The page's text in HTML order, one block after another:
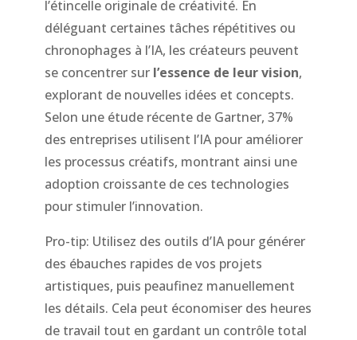
l’étincelle originale de créativité. En
déléguant certaines tâches répétitives ou
chronophages à l’IA, les créateurs peuvent
se concentrer sur l’essence de leur vision,
explorant de nouvelles idées et concepts.
Selon une étude récente de Gartner, 37%
des entreprises utilisent l’IA pour améliorer
les processus créatifs, montrant ainsi une
adoption croissante de ces technologies
pour stimuler l’innovation.
Pro-tip: Utilisez des outils d’IA pour générer
des ébauches rapides de vos projets
artistiques, puis peaufinez manuellement
les détails. Cela peut économiser des heures
de travail tout en gardant un contrôle total